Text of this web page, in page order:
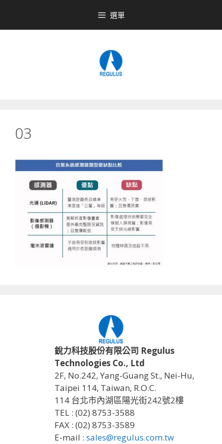
內
選單
03
銳力科技股份有限公司 Regulus
Technologies Co., Ltd
2F, No.242, Yang-Guang St., Nei-Hu,
Taipei 114, Taiwan, R.O.C.
114 台北市內湖區陽光街242號2樓
TEL : (02) 8753-3588
FAX : (02) 8753-3589
E-mail : sales@regulus.com.tw